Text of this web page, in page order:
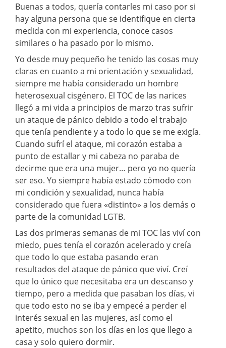
Buenas a todos, quería contarles mi caso por si
hay alguna persona que se identifique en cierta
medida con mi experiencia, conoce casos
similares o ha pasado por lo mismo.
Yo desde muy pequeño he tenido las cosas muy
claras en cuanto a mi orientación y sexualidad,
siempre me había considerado un hombre
heterosexual cisgénero. El TOC de las narices
llegó a mi vida a principios de marzo tras sufrir
un ataque de pánico debido a todo el trabajo
que tenía pendiente y a todo lo que se me exigía.
Cuando sufrí el ataque, mi corazón estaba a
punto de estallar y mi cabeza no paraba de
decirme que era una mujer… pero yo no quería
ser eso. Yo siempre había estado cómodo con
mi condición y sexualidad, nunca había
considerado que fuera «distinto» a los demás o
parte de la comunidad LGTB.
Las dos primeras semanas de mi TOC las viví con
miedo, pues tenía el corazón acelerado y creía
que todo lo que estaba pasando eran
resultados del ataque de pánico que viví. Creí
que lo único que necesitaba era un descanso y
tiempo, pero a medida que pasaban los días, vi
que todo esto no se iba y empecé a perder el
interés sexual en las mujeres, así como el
apetito, muchos son los días en los que llego a
casa y solo quiero dormir.